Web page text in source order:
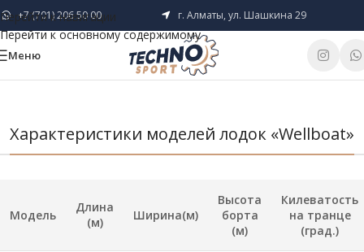
Перейти к навигации
Перейти к основному содержимому
+7 (701) 206 50 00 г. Алматы, ул. Шашкина 29
Меню
Характеристики моделей лодок «Wellboat»
Модель
Длина
(м)
Ширина(м)
Высота
борта
(м)
Килеватость
на транце
(град.)